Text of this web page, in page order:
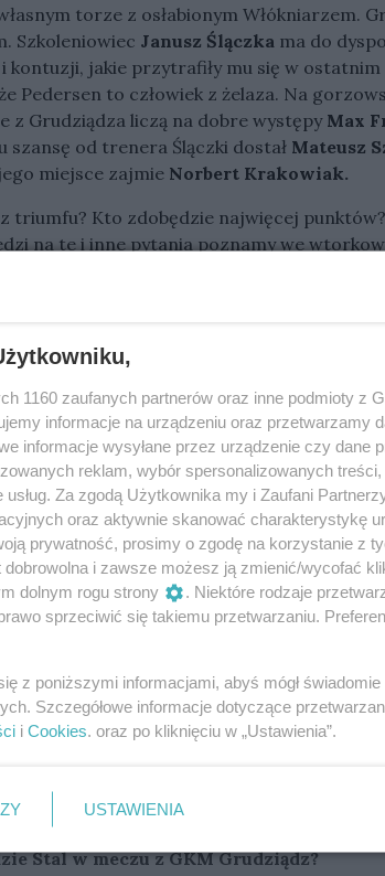
torze z osłabionym Włókniarzem.
Szkoleniowiec Janusz Ślączka ma do
kontuzji, jakie przytrafiły mu się w ostatnim
Pedersen to człowiek z żelaza. Na
z Grudziądza liczą na dobre występyMax
szansę od trenera Ślączki dostał Mateusz
miejsce zajmie Norbert Krakowiak.
triumfu? Kto zdobędzie najwięcej
na te i inne pytania poznamy we
roku. Pierwszy bieg o godzinie
Stal w meczu z GKM Grudziądz?
1160 zaufanych partnerów oraz inne podmioty z
informacje na urządzeniu oraz przetwarzamy
informacje wysyłane przez urządzenie czy dane
reklam, wybór spersonalizowanych
usług. Za zgodą Użytkownika my i Zaufani
oraz aktywnie skanować charakterystykę
prywatność, prosimy o zgodę na korzystanie z
dobrowolna i zawsze możesz ją zmienić/wycofać
dolnym rogu strony
. Niektóre rodzaje
sprzeciwić się takiemu przetwarzaniu.
z poniższymi informacjami, abyś mógł
Szczegółowe informacje dotyczące
i Cookies. oraz po kliknięciu w „Ustawienia”.
USTAWIENIA